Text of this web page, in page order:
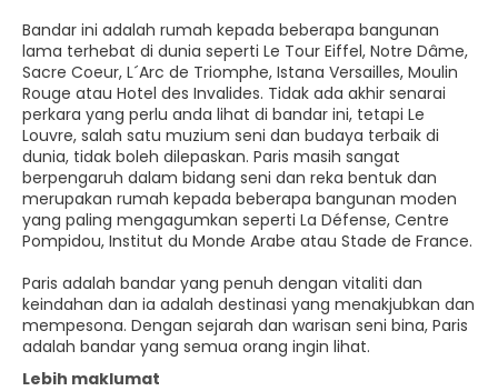
Bandar ini adalah rumah kepada beberapa bangunan
lama terhebat di dunia seperti Le Tour Eiffel, Notre Dâme,
Sacre Coeur, L´Arc de Triomphe, Istana Versailles, Moulin
Rouge atau Hotel des Invalides. Tidak ada akhir senarai
perkara yang perlu anda lihat di bandar ini, tetapi Le
Louvre, salah satu muzium seni dan budaya terbaik di
dunia, tidak boleh dilepaskan. Paris masih sangat
berpengaruh dalam bidang seni dan reka bentuk dan
merupakan rumah kepada beberapa bangunan moden
yang paling mengagumkan seperti La Défense, Centre
Pompidou, Institut du Monde Arabe atau Stade de France.
Paris adalah bandar yang penuh dengan vitaliti dan
keindahan dan ia adalah destinasi yang menakjubkan dan
mempesona. Dengan sejarah dan warisan seni bina, Paris
adalah bandar yang semua orang ingin lihat.
Lebih maklumat